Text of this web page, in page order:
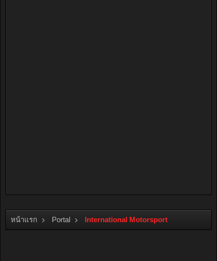
หน้าแรก Portal International Motorsport